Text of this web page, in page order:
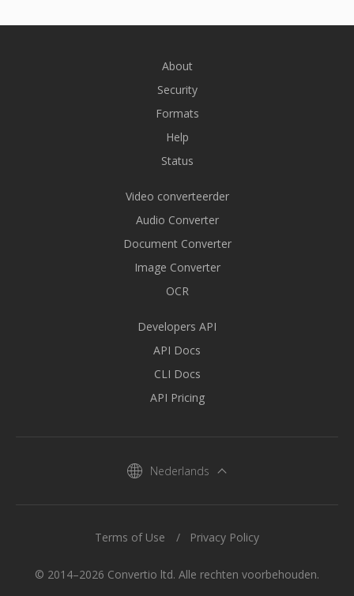
About
Security
Formats
Help
Status
Video converteerder
Audio Converter
Document Converter
Image Converter
OCR
Developers API
API Docs
CLI Docs
API Pricing
Nederlands
© 2014–2026 Convertio ltd. Alle rechten voorbehouden.
Terms of Use Privacy Policy